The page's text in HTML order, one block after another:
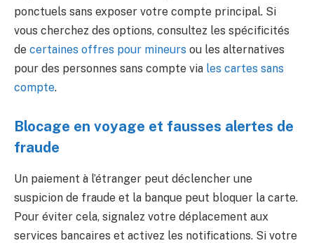
ponctuels sans exposer votre compte principal. Si
vous cherchez des options, consultez les spécificités
de certaines offres pour mineurs ou les alternatives
pour des personnes sans compte via les cartes sans
compte.
Blocage en voyage et fausses alertes de
fraude
Un paiement à l’étranger peut déclencher une
suspicion de fraude et la banque peut bloquer la carte.
Pour éviter cela, signalez votre déplacement aux
services bancaires et activez les notifications. Si votre